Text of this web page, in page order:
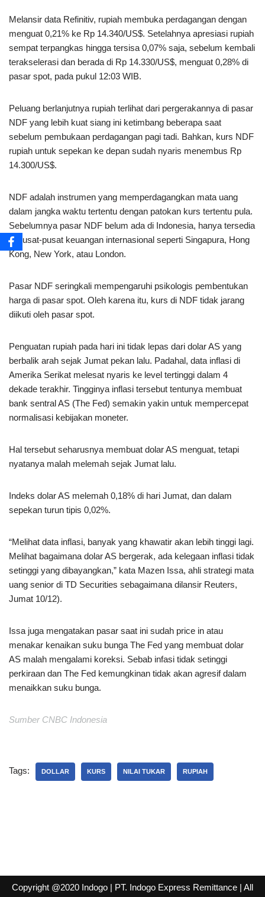
Melansir data Refinitiv, rupiah membuka perdagangan dengan
menguat 0,21% ke Rp 14.340/US$. Setelahnya apresiasi rupiah
sempat terpangkas hingga tersisa 0,07% saja, sebelum kembali
terakselerasi dan berada di Rp 14.330/US$, menguat 0,28% di
pasar spot, pada pukul 12:03 WIB.
Peluang berlanjutnya rupiah terlihat dari pergerakannya di pasar
NDF yang lebih kuat siang ini ketimbang beberapa saat
sebelum pembukaan perdagangan pagi tadi. Bahkan, kurs NDF
rupiah untuk sepekan ke depan sudah nyaris menembus Rp
14.300/US$.
NDF adalah instrumen yang memperdagangkan mata uang
dalam jangka waktu tertentu dengan patokan kurs tertentu pula.
Sebelumnya pasar NDF belum ada di Indonesia, hanya tersedia
di pusat-pusat keuangan internasional seperti Singapura, Hong
Kong, New York, atau London.
Pasar NDF seringkali mempengaruhi psikologis pembentukan
harga di pasar spot. Oleh karena itu, kurs di NDF tidak jarang
diikuti oleh pasar spot.
Penguatan rupiah pada hari ini tidak lepas dari dolar AS yang
berbalik arah sejak Jumat pekan lalu. Padahal, data inflasi di
Amerika Serikat melesat nyaris ke level tertinggi dalam 4
dekade terakhir. Tingginya inflasi tersebut tentunya membuat
bank sentral AS (The Fed) semakin yakin untuk mempercepat
normalisasi kebijakan moneter.
Hal tersebut seharusnya membuat dolar AS menguat, tetapi
nyatanya malah melemah sejak Jumat lalu.
Indeks dolar AS melemah 0,18% di hari Jumat, dan dalam
sepekan turun tipis 0,02%.
“Melihat data inflasi, banyak yang khawatir akan lebih tinggi lagi.
Melihat bagaimana dolar AS bergerak, ada kelegaan inflasi tidak
setinggi yang dibayangkan,” kata Mazen Issa, ahli strategi mata
uang senior di TD Securities sebagaimana dilansir Reuters,
Jumat 10/12).
Issa juga mengatakan pasar saat ini sudah price in atau
menakar kenaikan suku bunga The Fed yang membuat dolar
AS malah mengalami koreksi. Sebab infasi tidak setinggi
perkiraan dan The Fed kemungkinan tidak akan agresif dalam
menaikkan suku bunga.
Sumber CNBC Indonesia
Tags: DOLLAR KURS NILAI TUKAR RUPIAH
Copyright @2020 Indogo | PT. Indogo Express Remittance | All